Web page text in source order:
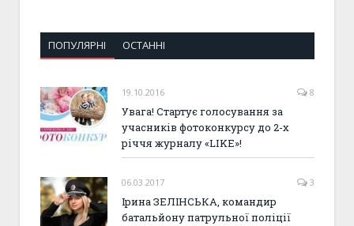
ПОПУЛЯРНІ ОСТАННІ
19.10.2016 8
Увага! Стартує голосування за
учасників фотоконкурсу до 2-х
річчя журналу «LIKE»!
06.03.2017 3
Ірина ЗЕЛІНСЬКА, командир
батальйону патрульної поліції